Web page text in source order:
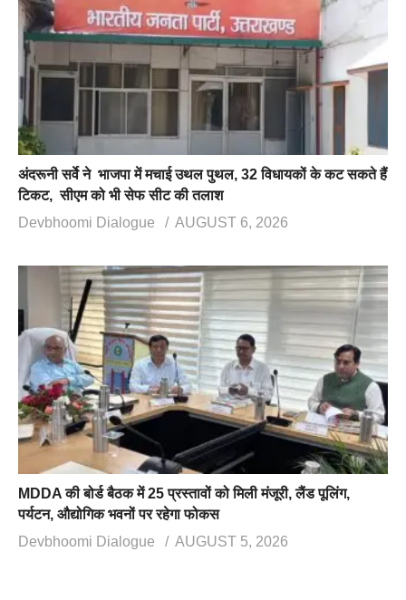
अंदरूनी सर्वे ने भाजपा में मचाई उथल पुथल, 32 विधायकों के कट सकते हैं
टिकट, सीएम को भी सेफ सीट की तलाश
Devbhoomi Dialogue
AUGUST 6, 2026
MDDA की बोर्ड बैठक में 25 प्रस्तावों को मिली मंजूरी, लैंड पूलिंग,
पर्यटन, औद्योगिक भवनों पर रहेगा फोकस
Devbhoomi Dialogue
AUGUST 5, 2026